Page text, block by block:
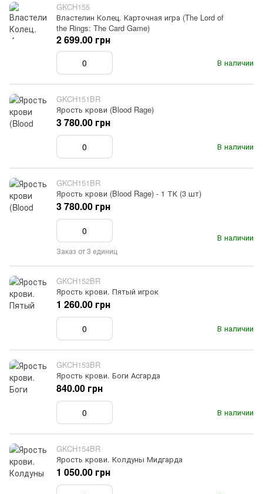
GKCH155
Властелин Колец. Карточная игра (The Lord of
the Rings: The Card Game)
В наличии
2 699.00 грн
GKCH151BR
Ярость крови (Blood Rage)
В наличии
3 780.00 грн
GKCH151BR
Ярость крови (Blood Rage) - 1 ТК (3 шт)
В наличии
3 780.00 грн
Заказ от 3 единиц
GKCH152BR
Ярость крови. Пятый игрок
В наличии
1 260.00 грн
GKCH153BR
Ярость крови. Боги Асгарда
В наличии
840.00 грн
GKCH154BR
Ярость крови. Колдуны Мидгарда
1 050.00 грн